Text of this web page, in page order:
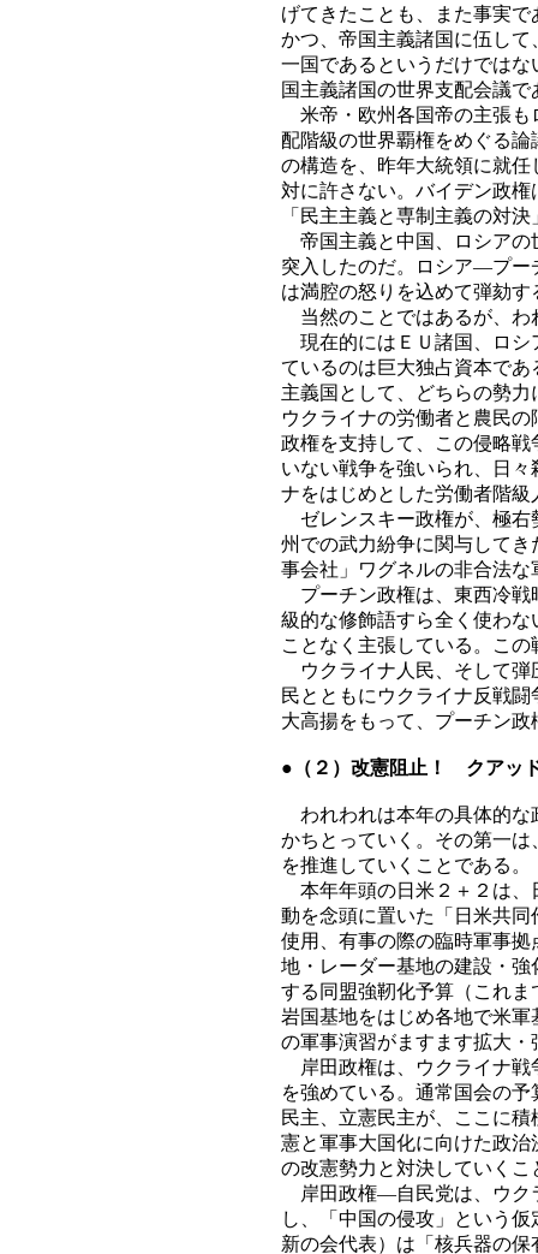
げてきたことも、また事実
かつ、帝国主義諸国に伍し
一国であるというだけでは
国主義諸国の世界支配会議
米帝・欧州各国帝の主張も
配階級の世界覇権をめぐる
の構造を、昨年大統領に就
対に許さない。バイデン政
「民主主義と専制主義の対
帝国主義と中国、ロシアの
突入したのだ。ロシア―プー
は満腔の怒りを込めて弾劾
当然のことではあるが、わ
現在的にはＥＵ諸国、ロシ
ているのは巨大独占資本で
主義国として、どちらの勢
ウクライナの労働者と農民
政権を支持して、この侵略
いない戦争を強いられ、日
ナをはじめとした労働者階
ゼレンスキー政権が、極右
州での武力紛争に関与して
事会社」ワグネルの非合法
プーチン政権は、東西冷戦
級的な修飾語すら全く使わ
ことなく主張している。こ
ウクライナ人民、そして弾
民とともにウクライナ反戦
大高揚をもって、プーチン
●（２）改憲阻止！ クアッ
われわれは本年の具体的な
かちとっていく。その第一
を推進していくことである。
本年年頭の日米２＋２は、
動を念頭に置いた「日米共
使用、有事の際の臨時軍事
地・レーダー基地の建設・
する同盟強靭化予算（これ
岩国基地をはじめ各地で米
の軍事演習がますます拡大・
岸田政権は、ウクライナ戦
を強めている。通常国会の
民主、立憲民主が、ここに
憲と軍事大国化に向けた政
の改憲勢力と対決していくこ
岸田政権―自民党は、ウク
し、「中国の侵攻」という
新の会代表）は「核兵器の